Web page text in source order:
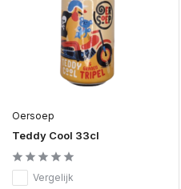
Oersoep
Teddy Cool 33cl
Vergelijk